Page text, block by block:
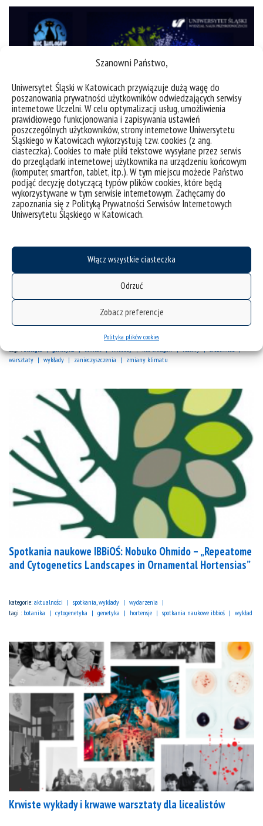
Szanowni Państwo,
Uniwersytet Śląski w Katowicach przywiązuje dużą wagę do
poszanowania prywatności użytkowników odwiedzających serwisy
internetowe Uczelni. W celu optymalizacji usług, umożliwienia
prawidłowego funkcjonowania i zapisywania ustawień
poszczególnych użytkowników, strony internetowe Uniwersytetu
Śląskiego w Katowicach wykorzystują tzw. cookies (z ang.
ciasteczka). Cookies to małe pliki tekstowe wysyłane przez serwis
do przeglądarki internetowej użytkownika na urządzeniu końcowym
(komputer, smartfon, tablet, itp.). W tym miejscu możecie Państwo
podjąć decyzję dotyczącą typów plików cookies, które będą
wykorzystywane w tym serwisie internetowym. Zachęcamy do
zapoznania się z Polityką Prywatności Serwisów Internetowych
Uniwersytetu Śląskiego w Katowicach.
Włącz wszystkie ciasteczka
Odrzuć
Zobacz preferencje
Polityka plików cookies
XIV Ogólnopolska Noc Biologów na WNP, UŚ
XIV Ogólnopolska Noc Biologów odbędzie się 10
stycznia 2025 roku pod hasłem przewodnim
5 w Katowicach. Zapraszamy Was do udziału w
licznych spotkaniach z naszymi naukowcami w
budynkach Instytutu Biologii, Biotechnologii i
Ochrony Środowiska przy ul. Bankowej 9 i
wydarzenia
tagi :biologia genetyka klimat mikroby noc biologów rośliny
środowisko
warsztaty
wykłady zanieczyszczenia zmiany klimatu
Spotkania naukowe IBBiOŚ: Nobuko Ohmido – „Repeatome
and Cytogenetics Landscapes in Ornamental Hortensias”
kategorie: aktualności spotkania, wykłady
wydarzenia
tagi : botanika cytogenetyka genetyka hortensje spotkania naukowe ibbioś wykład
Krwiste wykłady i krwawe warsztaty dla licealistów